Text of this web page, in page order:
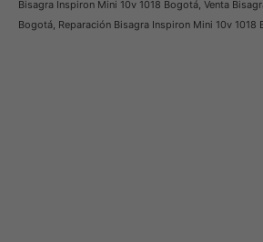
Bisagra Inspiron Mini 10v 1018 Bogotá, Venta
Bogotá, Reparación Bisagra Inspiron Mini 10v 1018